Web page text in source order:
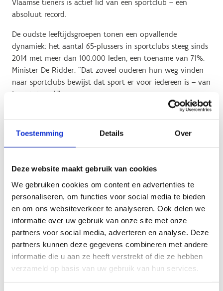
Toestemming Details Over
Deze website maakt gebruik van cookies
We gebruiken cookies om content en advertenties te
personaliseren, om functies voor social media te bieden
en om ons websiteverkeer te analyseren. Ook delen we
informatie over uw gebruik van onze site met onze
partners voor social media, adverteren en analyse. Deze
partners kunnen deze gegevens combineren met andere
informatie die u aan ze heeft verstrekt of die ze hebben
verzameld op basis van uw gebruik van hun services.
Vlaamse tieners is actief lid van een sportclub – een
absoluut record.
De oudste leeftijdsgroepen tonen een opvallende
dynamiek: het aantal 65-plussers in sportclubs steeg sinds
2014 met meer dan 100.000 leden, een toename van 71%.
Minister De Ridder: “Dat zoveel ouderen hun weg vinden
naar sportclubs bewijst dat sport er voor iedereen is – van
jong tot oud.”
Sterke stijging bij meisjes en
vrouwen
Ook bij vrouwen is de stijging opmerkelijk. Sinds 2014
kwamen er meer dan 122.000 vrouwelijke leden bij, een
groei van 25%. In 2024 is 41,6% van alle sportende leden
vrouw – het hoogste aandeel ooit. Vooral dans, padel,
fietsen en voetbal zijn populaire sporten bij meisjes en
vrouwen.
“We zetten in op het verlagen van drempels in de sport, en
dat werpt zijn vruchten af. Voor het eerst zien we zelfs
een overwicht van meisjes in de jongste leeftijdsgroepen,”